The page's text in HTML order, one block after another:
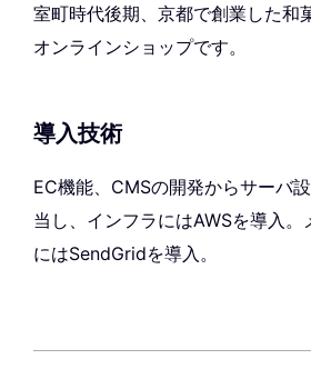
室町時代後期、京都で創業した和
オンラインショップです。
導入技術
EC機能、CMSの開発からサーバ
当し、インフラにはAWSを導入。
にはSendGridを導入。